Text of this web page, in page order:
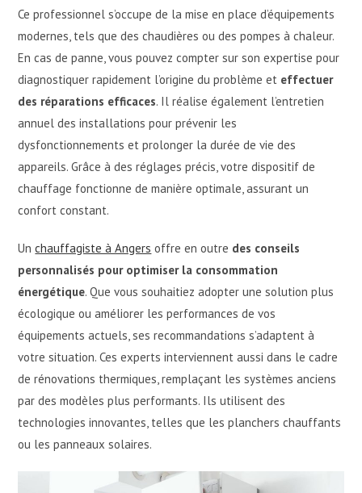
Ce professionnel s’occupe de la mise en place d’équipements
modernes, tels que des chaudières ou des pompes à chaleur.
En cas de panne, vous pouvez compter sur son expertise pour
diagnostiquer rapidement l’origine du problème et effectuer
des réparations efficaces. Il réalise également l’entretien
annuel des installations pour prévenir les
dysfonctionnements et prolonger la durée de vie des
appareils. Grâce à des réglages précis, votre dispositif de
chauffage fonctionne de manière optimale, assurant un
confort constant.
Unchauffagiste à Angers offre en outre des conseils
personnalisés pour optimiser la consommation
énergétique. Que vous souhaitiez adopter une solution plus
écologique ou améliorer les performances de vos
équipements actuels, ses recommandations s’adaptent à
votre situation. Ces experts interviennent aussi dans le cadre
de rénovations thermiques, remplaçant les systèmes anciens
par des modèles plus performants. Ils utilisent des
technologies innovantes, telles que les planchers chauffants
ou les panneaux solaires.